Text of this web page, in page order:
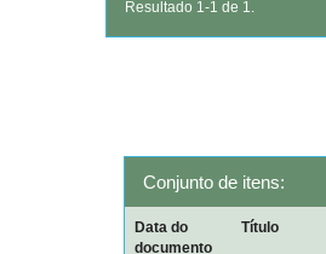
Resultado 1-1 de 1.
Conjunto de itens:
Data do
documento
Título